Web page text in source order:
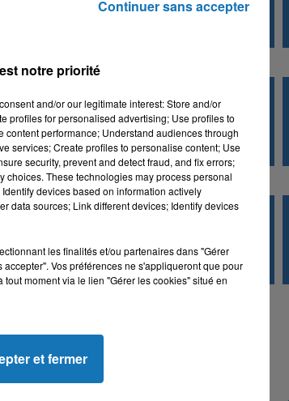
Balance
notre priorité
and/or our legitimate interest: Store and/or
profiles for personalised advertising; Use profiles to
performance; Understand audiences through
services; Create profiles to personalise content; Use
security, prevent and detect fraud, and fix errors;
These technologies may process personal
devices based on information actively
data sources; Link different devices; Identify devices
les finalités et/ou partenaires dans "Gérer
Vos préférences ne s'appliqueront que pour
moment via le lien "Gérer les cookies" situé en
et fermer
Continuer sans accepter